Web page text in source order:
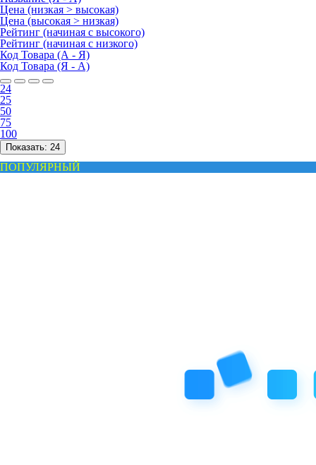
Цена (низкая > высокая)
Цена (высокая > низкая)
Рейтинг (начиная с высокого)
Рейтинг (начиная с низкого)
Код Товара (А - Я)
Код Товара (Я - А)
24
25
50
75
100
Показать: 24
ПОПУЛЯРНЫЙ